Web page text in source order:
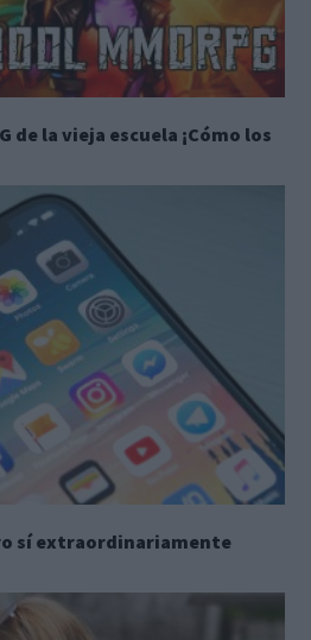
de la vieja escuela ¡Cómo los
sí extraordinariamente